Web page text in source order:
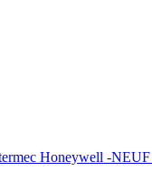
Honeywell -